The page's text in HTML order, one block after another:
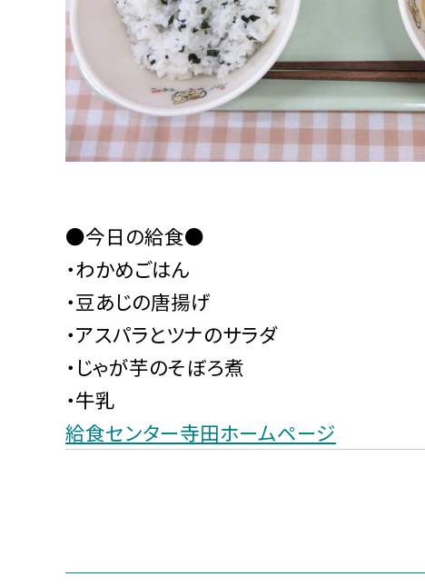
●今日の給食●
・わかめごはん
・豆あじの唐揚げ
・アスパラとツナのサラダ
・じゃが芋のそぼろ煮
・牛乳
給食センター寺田ホームページ